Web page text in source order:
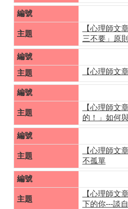
【心理師文
三不要」原則
【心理師文
【心理師文
的！」如何
【心理師文
不孤單
【心理師文
下的你---談